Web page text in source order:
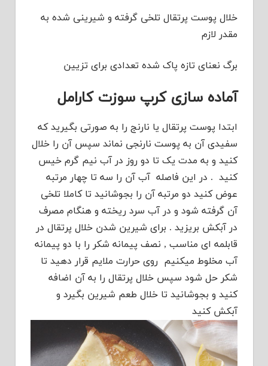
خلال پوست پرتقال تلخی گرفته و شیرینی شده به
مقدر لازم
برگ نعنای تازه پاک شده تعدادی برای تزیین
آماده سازی کرپ سوزت کارامل
ابتدا پوست پرتقال یا نارنج را به صورتی بگیرید که
سفیدی آن به پوست نارنجی نماند سپس آن را خلال
کنید و به مدت یک تا دو روز در آب نیم گرم خیس
کنید . در این فاصله آب آن را سه تا چهار مرتبه
عوض کنید دو مرتبه آن را بجوشانید تا کاملا تلخی
آن گرفته شود و در آب سرد ریخته و هنگام مصرف
در آبکش بریزید . برای شیرین شدن خلال پرتقال در
قابلمه ای مناسب , نصف پیمانه شکر را با دو پیمانه
آب مخلوط میکنیم روی حرارت ملایم قرار دهید تا
شکر حل شود سپس خلال پرتقال را به آن اضافه
کنید و بجوشانید تا خلال طعم شیرین بگیرد و
آبکش کنید